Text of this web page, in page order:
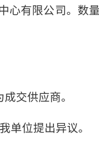
心有限公司。数
交供应商。
单位提出异议。